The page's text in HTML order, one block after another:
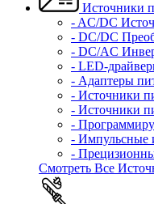
Источники
- AC/DC
- DC/DC
- DC/AC
- LED-
- Адаптеры
- Источники
- Источники
-
- Импульсные
-
Смотреть Все